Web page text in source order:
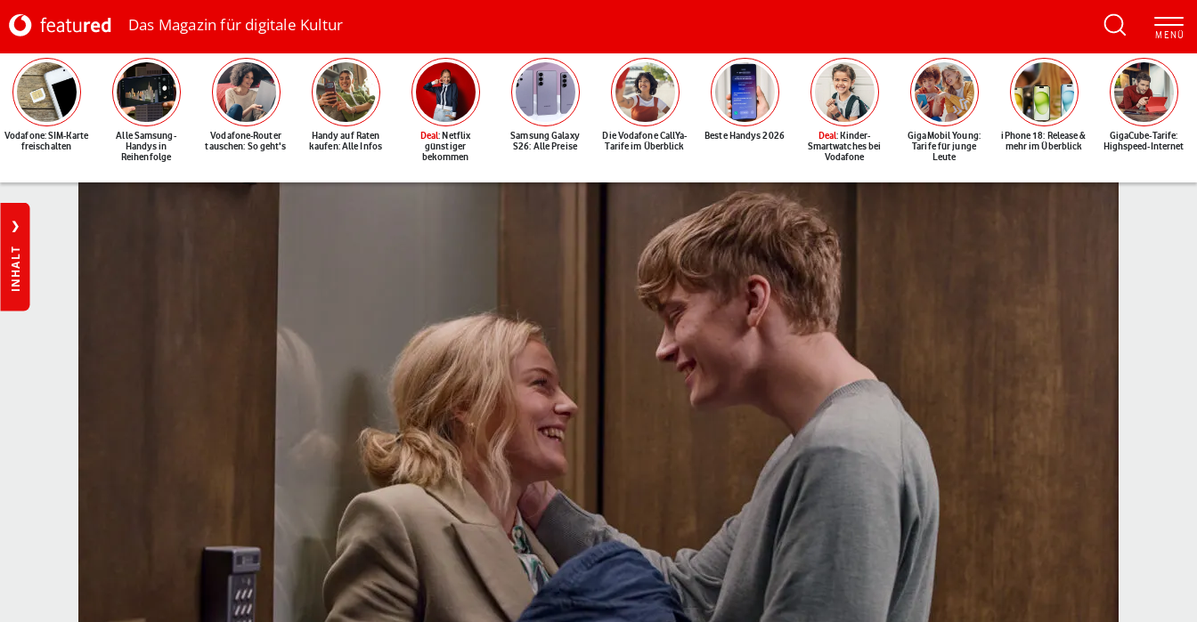
Das Magazin für digitale Kultur
Vodafone: SIM-Karte
freischalten
Alle Samsung-
Handys in
Reihenfolge
Vodafone-Router
tauschen: So geht's
Handy auf Raten
kaufen: Alle Infos
Deal: Netflix
günstiger
bekommen
Samsung Galaxy
S26: Alle Preise
Die Vodafone CallYa-
Tarife im Überblick
Beste Handys 2026 Deal: Kinder-
Smartwatches bei
Vodafone
GigaMobil Young:
Tarife für junge
Leute
iPhone 18: Release &
mehr im Überblick
GigaCube-Tarife:
Highspeed-Internet
INHALT